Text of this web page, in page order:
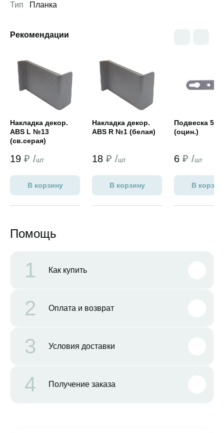
Тип
Планка
Рекомендации
Накладка декор.
ABS L №13
(св.серая)
19 ₽ /шт
В корзину
Накладка декор.
ABS R №1 (белая)
18 ₽ /шт
В корзину
Подвеска 5,1
(оцин.)
6 ₽ /шт
В
Помощь
1 Как купить
2 Оплата и возврат
3 Условия доставки
4 Получение заказа